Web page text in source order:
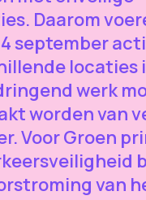
Daarom
september
locaties
werk
worden van
Voor Groen
van